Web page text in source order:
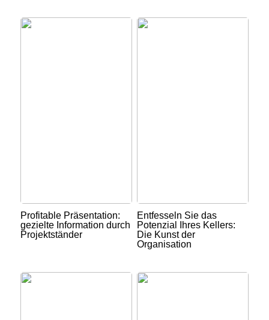
Profitable Präsentation:
gezielte Information durch
Projektständer
Entfesseln Sie das
Potenzial Ihres Kellers:
Die Kunst der
Organisation